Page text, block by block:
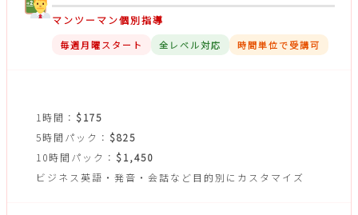
マンツーマン個別指導
毎週月曜スタート 全レベル対応 時間単位で受講可
1時間： $175
5時間パック： $825
10時間パック： $1,450
ビジネス英語・発音・会話など目的別にカスタマイズ